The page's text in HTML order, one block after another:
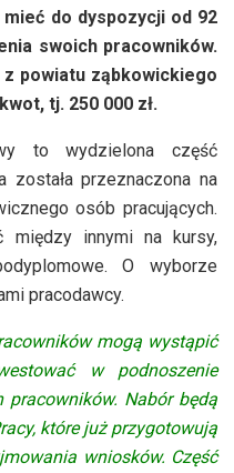
do dyspozycji od 92
swoich pracowników.
z powiatu ząbkowickiego
tj. 250 000 zł.
to wydzielona część
została przeznaczona na
osób pracujących.
między innymi na kursy,
O wyborze
pracodawcy.
mogą wystąpić
w podnoszenie
pracowników. Nabór będą
które już przygotowują
wniosków. Część